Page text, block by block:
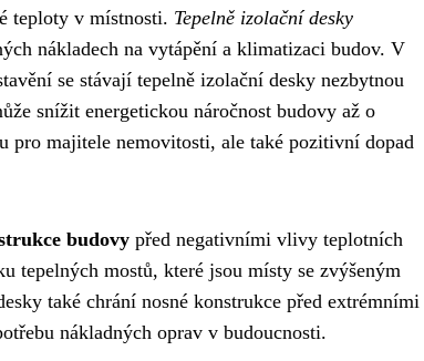
teploty v místnosti. Tepelně izolační desky
nákladech na vytápění a klimatizaci budov. V
se stávají tepelně izolační desky nezbytnou
snížit energetickou náročnost budovy až o
pro majitele nemovitosti, ale také pozitivní dopad
budovy před negativními vlivy teplotních
tepelných mostů, které jsou místy se zvýšeným
také chrání nosné konstrukce před extrémními
nákladných oprav v budoucnosti.